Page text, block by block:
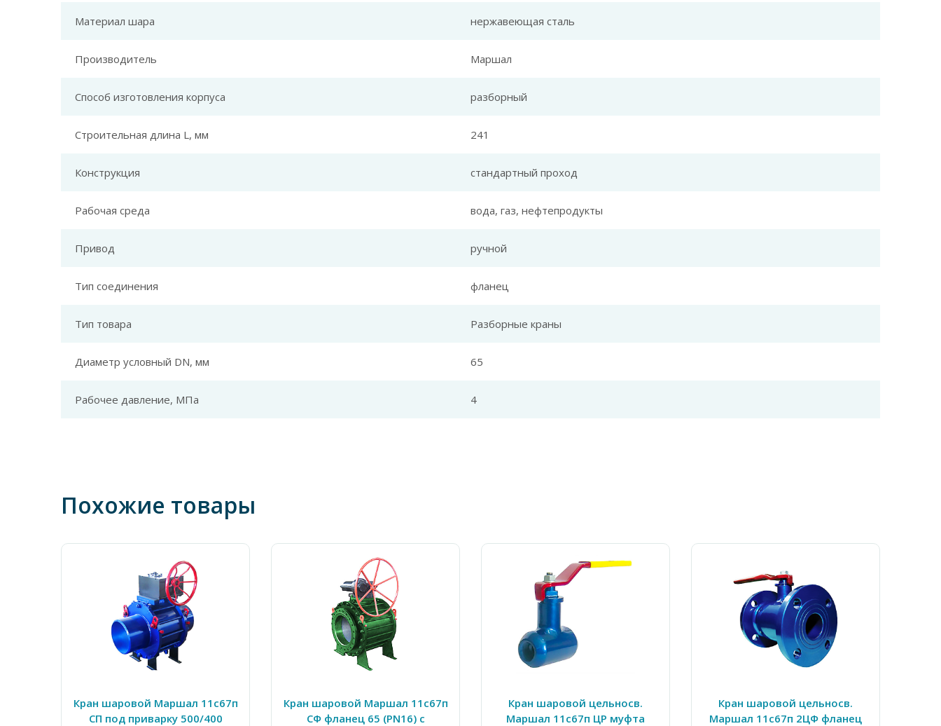
Материал шара нержавеющая сталь
Производитель Маршал
Способ изготовления корпуса разборный
Строительная длина L, мм 241
Конструкция стандартный проход
Рабочая среда вода, газ, нефтепродукты
Привод ручной
Тип соединения фланец
Тип товара Разборные краны
Диаметр условный DN, мм 65
Рабочее давление, МПа 4
Похожие товары
Кран шаровой Маршал 11с67п
СП под приварку 500/400
Кран шаровой Маршал 11с67п
СФ фланец 65 (PN16) с
Кран шаровой цельносв.
Маршал 11с67п ЦР муфта
Кран шаровой цельносв.
Маршал 11с67п 2ЦФ фланец